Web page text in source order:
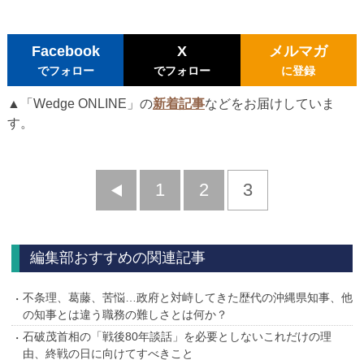
Facebook
でフォロー
X
でフォロー
メルマガ
に登録
▲「Wedge ONLINE」の新着記事などをお届けしていま
す。
前
1 2 3
編集部おすすめの関連記事
不条理、葛藤、苦悩…政府と対峙してきた歴代の沖縄県知事、他
の知事とは違う職務の難しさとは何か？
石破茂首相の「戦後80年談話」を必要としないこれだけの理
由、終戦の日に向けてすべきこと